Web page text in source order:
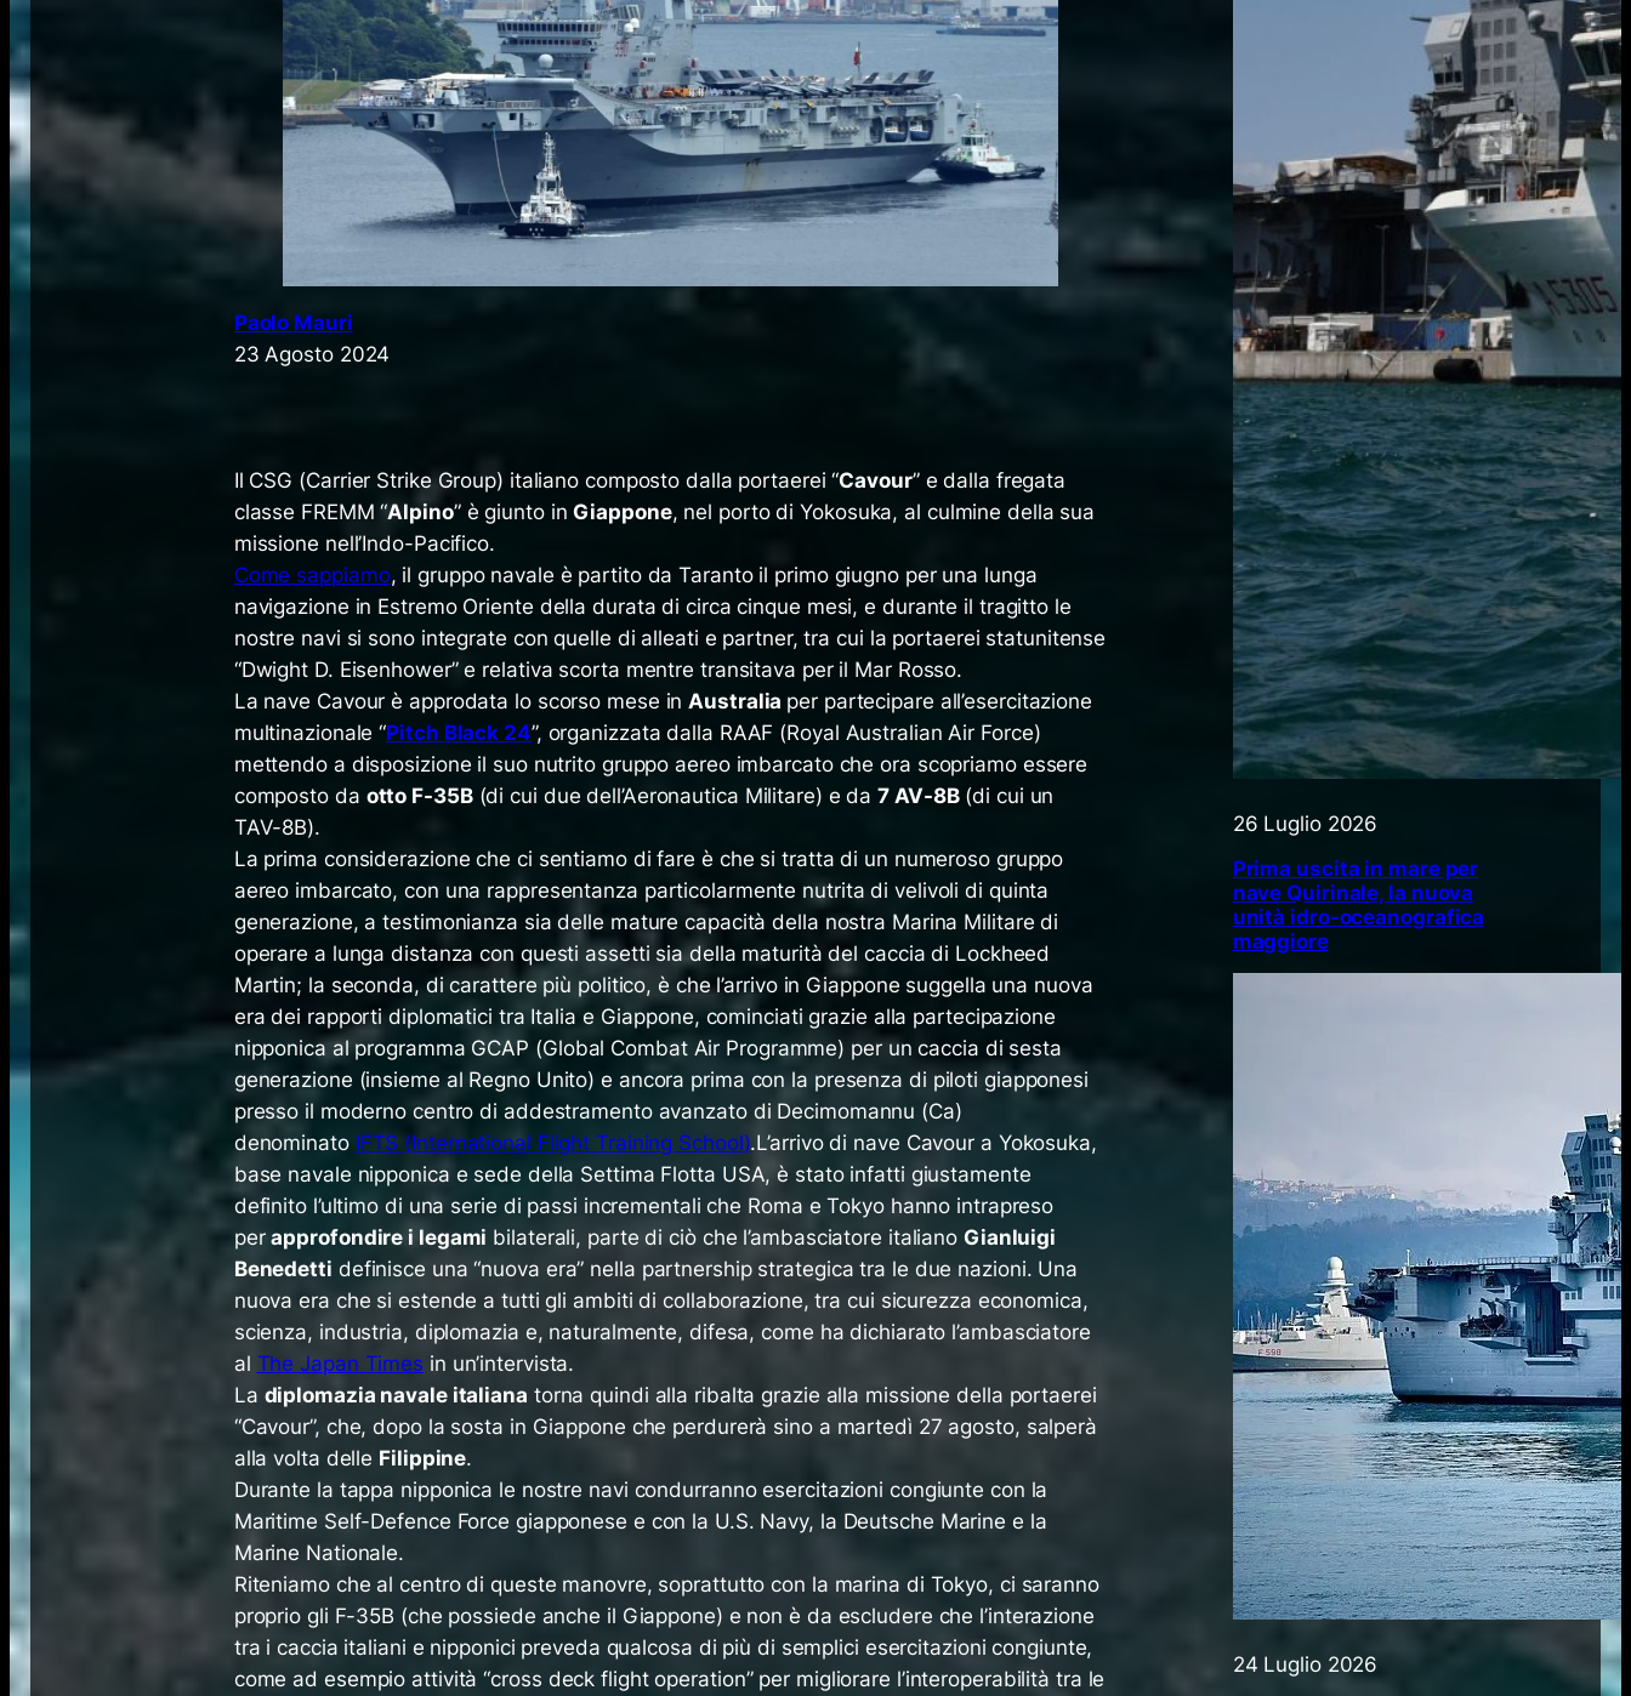
Paolo Mauri
23 Agosto 2024
Il CSG (Carrier Strike Group) italiano composto dalla portaerei “Cavour” e dalla fregata
classe FREMM “Alpino” è giunto inGiappone, nel porto di Yokosuka, al culmine della sua
missione nell’Indo-Pacifico.
Come sappiamo, il gruppo navale è partito da Taranto il primo giugno per una lunga
navigazione in Estremo Oriente della durata di circa cinque mesi, e durante il tragitto le
nostre navi si sono integrate con quelle di alleati e partner, tra cui la portaerei statunitense
“Dwight D. Eisenhower” e relativa scorta mentre transitava per il Mar Rosso.
La nave Cavour è approdata lo scorso mese inAustralia per partecipare all’esercitazione
multinazionale “Pitch Black 24”, organizzata dalla RAAF (Royal Australian Air Force)
mettendo a disposizione il suo nutrito gruppo aereo imbarcato che ora scopriamo essere
composto da otto F-35B(di cui due dell’Aeronautica Militare) e da7 AV-8B(di cui un
TAV-8B).
La prima considerazione che ci sentiamo di fare è che si tratta di un numeroso gruppo
aereo imbarcato, con una rappresentanza particolarmente nutrita di velivoli di quinta
generazione, a testimonianza sia delle mature capacità della nostra Marina Militare di
operare a lunga distanza con questi assetti sia della maturità del caccia di Lockheed
Martin; la seconda, di carattere più politico, è che l’arrivo in Giappone suggella una nuova
era dei rapporti diplomatici tra Italia e Giappone, cominciati grazie alla partecipazione
nipponica al programma GCAP (Global Combat Air Programme) per un caccia di sesta
generazione (insieme al Regno Unito) e ancora prima con la presenza di piloti giapponesi
presso il moderno centro di addestramento avanzato di Decimomannu (Ca)
denominato IFTS (International Flight Training School).L’arrivo di nave Cavour a Yokosuka,
base navale nipponica e sede della Settima Flotta USA, è stato infatti giustamente
definito l’ultimo di una serie di passi incrementali che Roma e Tokyo hanno intrapreso
perapprofondire i legami bilaterali, parte di ciò che l’ambasciatore italiano Gianluigi
Benedetti definisce una “nuova era” nella partnership strategica tra le due nazioni. Una
nuova era che si estende a tutti gli ambiti di collaborazione, tra cui sicurezza economica,
scienza, industria, diplomazia e, naturalmente, difesa, come ha dichiarato l’ambasciatore
al The Japan Times in un’intervista.
La diplomazia navale italiana torna quindi alla ribalta grazie alla missione della portaerei
“Cavour”, che, dopo la sosta in Giappone che perdurerà sino a martedì 27 agosto, salperà
alla volta delle Filippine.
Durante la tappa nipponica le nostre navi condurranno esercitazioni congiunte con la
Maritime Self-Defence Force giapponese e con la U.S. Navy, la Deutsche Marine e la
Marine Nationale.
Riteniamo che al centro di queste manovre, soprattutto con la marina di Tokyo, ci saranno
proprio gli F-35B (che possiede anche il Giappone) e non è da escludere che l’interazione
tra i caccia italiani e nipponici preveda qualcosa di più di semplici esercitazioni congiunte,
come ad esempio attività “cross deck flight operation” per migliorare l’interoperabilità tra le
26 Luglio 2026
Prima uscita in mare per
nave Quirinale, la nuova
unità idro-oceanografica
maggiore
24 Luglio 2026